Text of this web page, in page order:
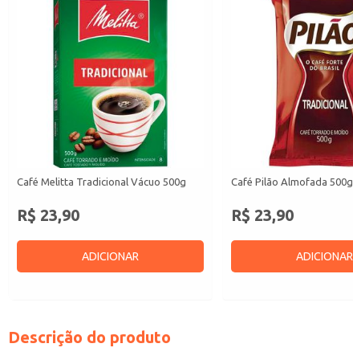
Café Melitta Tradicional Vácuo 500g
R$ 23,90
ADICIONAR
Café Pilão Almofada 500g
R$ 23,90
ADICIONAR
Descrição do produto